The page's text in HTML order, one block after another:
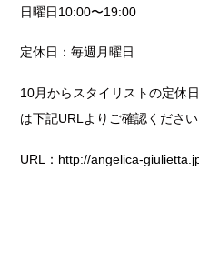
日曜日10:00〜19:00
定休日：毎週月曜日
10月からスタイリストの定休
は下記URLよりご確認ください
URL： http://angelica-